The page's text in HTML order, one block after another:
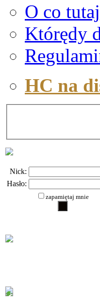
O co
Którędy
HC na
Nick:
Hasło:
zapamiętaj mnie